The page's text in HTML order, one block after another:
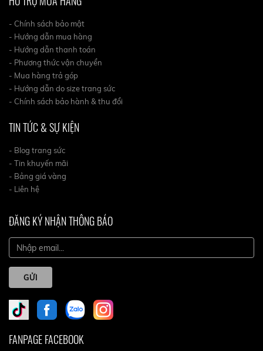
- Chính sách bảo mật
- Hướng dẫn mua hàng
- Hướng dẫn thanh toán
- Phương thức vận chuyển
- Mua hàng trả góp
- Hướng dẫn do size trang sức
- Chính sách bảo hành & thu đổi
TIN TỨC & SỰ KIỆN
- Blog trang sức
- Tin khuyến mãi
- Bảng giá vàng
- Liên hệ
ĐĂNG KÝ NHẬN THÔNG BÁO
GỬI
FANPAGE FACEBOOK